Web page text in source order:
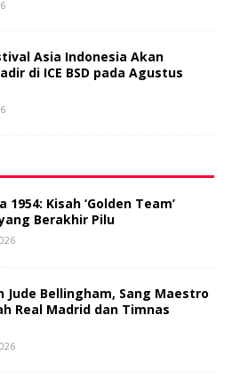
Asia Indonesia Akan
di ICE BSD pada Agustus
1954: Kisah ‘Golden Team’
Berakhir Pilu
Jude Bellingham, Sang Maestro
Real Madrid dan Timnas